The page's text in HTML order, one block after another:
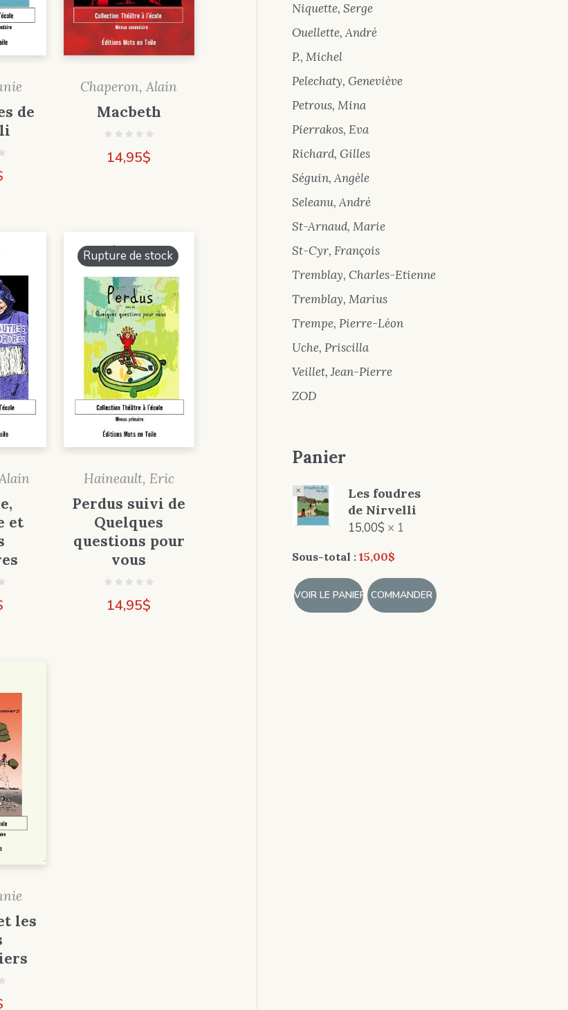
de
Chaperon, Alain
Macbeth
14,95$
et
Rupture de stock
Haineault, Eric
Perdus suivi de
Quelques
questions pour
vous
14,95$
les
Niquette, Serge
Ouellette, André
P., Michel
Pelechaty, Geneviève
Petrous, Mina
Pierrakos, Eva
Richard, Gilles
Séguin, Angèle
Seleanu, André
St-Arnaud, Marie
St-Cyr, François
Tremblay, Charles-Etienne
Tremblay, Marius
Trempe, Pierre-Léon
Uche, Priscilla
Veillet, Jean-Pierre
ZOD
Panier
×
Les foudres
de Nirvelli
1 ×
15,00$
Sous-total : 15,00$
VOIR LE PANIER COMMANDER